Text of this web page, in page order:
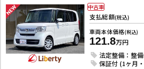
支払総額(税込)
車両本体価格(税込)
121.8万円
法定整備：整
保証付 (1ヶ月
中古車